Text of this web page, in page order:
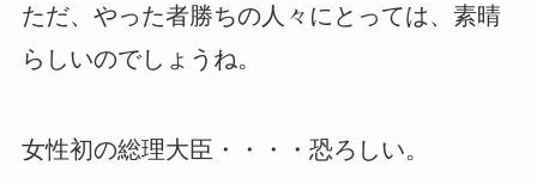
ただ、やった者勝ちの人々にとっては、素晴
らしいのでしょうね。
女性初の総理大臣・・・・恐ろしい。